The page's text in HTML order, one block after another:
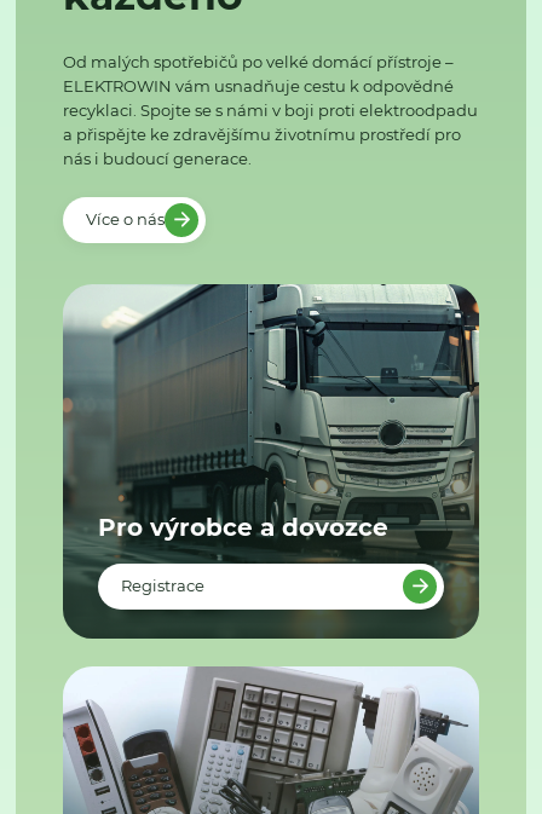
Od malých spotřebičů po velké domácí přístroje –
ELEKTROWIN vám usnadňuje cestu k odpovědné
recyklaci. Spojte se s námi v boji proti elektroodpadu
a přispějte ke zdravějšímu životnímu prostředí pro
nás i budoucí generace.
Více o nás
Pro výrobce a dovozce
Registrace